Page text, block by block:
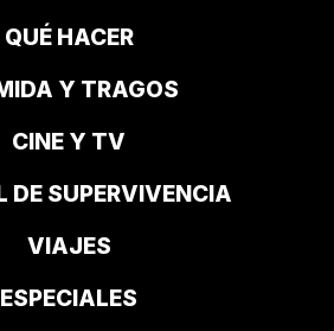
QUÉ HACER
Y TRAGOS
CINE Y TV
DE SUPERVIVENCIA
VIAJES
ESPECIALES